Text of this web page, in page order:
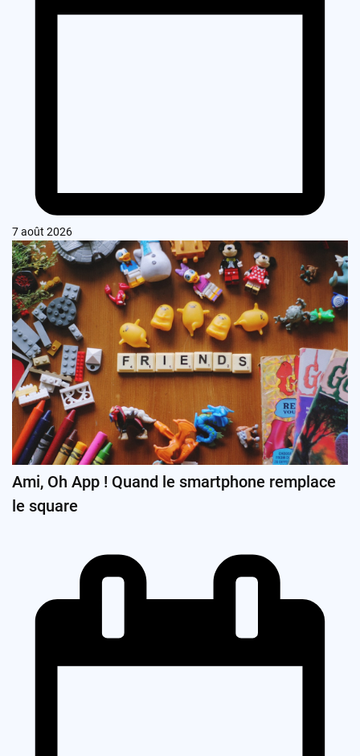
7 août 2026
Ami, Oh App ! Quand le smartphone remplace
le square